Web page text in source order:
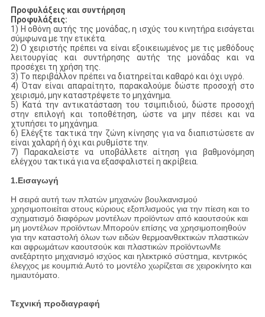
Προφυλάξεις και συντήρηση
Προφυλάξεις:
1) Η οθόνη αυτής της μονάδας, η ισχύς του κινητήρα εισάγεται
σύμφωνα με την ετικέτα.
2) Ο χειριστής πρέπει να είναι εξοικειωμένος με τις μεθόδους
λειτουργίας και συντήρησης αυτής της μονάδας και να
προσέχει τη χρήση της.
3) Το περιβάλλον πρέπει να διατηρείται καθαρό και όχι υγρό.
4) Όταν είναι απαραίτητο, παρακαλούμε δώστε προσοχή στο
χειρισμό, μην καταστρέψετε το μηχάνημα.
5) Κατά την αντικατάσταση του τσιμπιδιού, δώστε προσοχή
στην επιλογή και τοποθέτηση, ώστε να μην πέσει και να
χτυπήσει το μηχάνημα.
6) Ελέγξτε τακτικά την ζώνη κίνησης για να διαπιστώσετε αν
είναι χαλαρή ή όχι και ρυθμίστε την.
7) Παρακαλείστε να υποβάλλετε αίτηση για βαθμονόμηση
ελέγχου τακτικά για να εξασφαλιστεί η ακρίβεια.
1.Εισαγωγή
Η σειρά αυτή των πλατών μηχανών βουλκανισμού
χρησιμοποιείται στους κύριους εξοπλισμούς για την πίεση και το
σχηματισμό διαφόρων μοντέλων προϊόντων από καουτσούκ και
μη μοντέλων προϊόντων.Μπορούν επίσης να χρησιμοποιηθούν
για την καταστολή όλων των ειδών θερμοανθεκτικών πλαστικών
και αφρωμάτων καουτσούκ και πλαστικών προϊόντωνΜε
ανεξάρτητο μηχανισμό ισχύος και ηλεκτρικό σύστημα, κεντρικός
έλεγχος με κουμπιά.Αυτό το μοντέλο χωρίζεται σε χειροκίνητο και
ημιαυτόματο.
Τεχνική προδιαγραφή